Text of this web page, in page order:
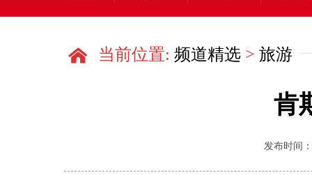
当前位置: 频道精选 > 旅游
肯
发布时间